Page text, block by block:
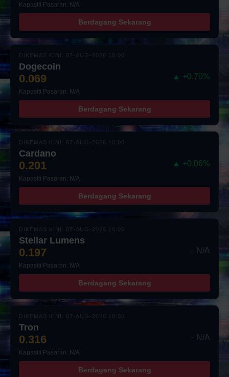
Kapasiti Pasaran: N/A
Berdagang Sekarang
DIKEMAS KINI: 07-AUG-2026 10:00
Dogecoin
0.069 ▲ +0.70%
Kapasiti Pasaran: N/A
Berdagang Sekarang
DIKEMAS KINI: 07-AUG-2026 10:00
Cardano
0.201 ▲ +0.06%
Kapasiti Pasaran: N/A
Berdagang Sekarang
DIKEMAS KINI: 07-AUG-2026 10:00
Stellar Lumens
0.197 – N/A
Kapasiti Pasaran: N/A
Berdagang Sekarang
DIKEMAS KINI: 07-AUG-2026 10:00
Tron
0.316 – N/A
Kapasiti Pasaran: N/A
Berdagang Sekarang